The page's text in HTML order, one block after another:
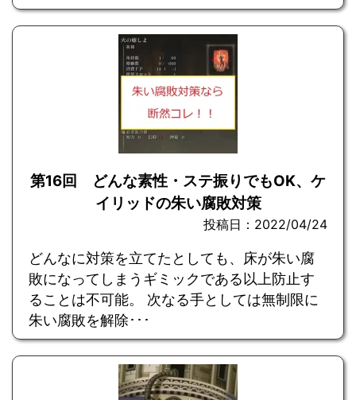
第16回 どんな素性・ステ振りでもOK、ケ
イリッドの朱い腐敗対策
投稿日：2022/04/24
どんなに対策を立てたとしても、床が朱い腐
敗になってしまうギミックである以上防止す
ることは不可能。 次なる手としては無制限に
朱い腐敗を解除･･･